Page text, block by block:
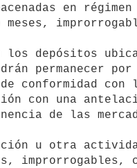
meses,
permanecer
conformidad con
con una
de las